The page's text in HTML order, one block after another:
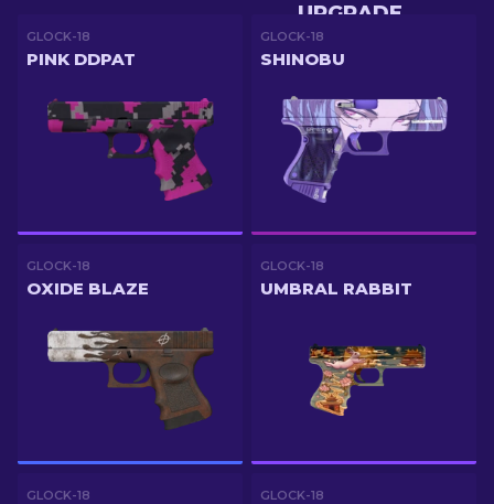
UPGRADE
GLOCK-18
PINK DDPAT
GLOCK-18
SHINOBU
GLOCK-18
OXIDE BLAZE
GLOCK-18
UMBRAL RABBIT
GLOCK-18 GLOCK-18